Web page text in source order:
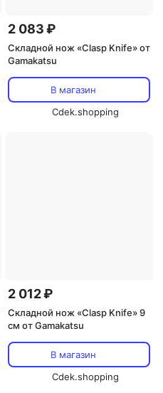
2 083 ₽
Складной нож «Clasp Knife» от
Gamakatsu
В магазин
Cdek.shopping
2 012 ₽
Складной нож «Clasp Knife» 9
см от Gamakatsu
В магазин
Cdek.shopping